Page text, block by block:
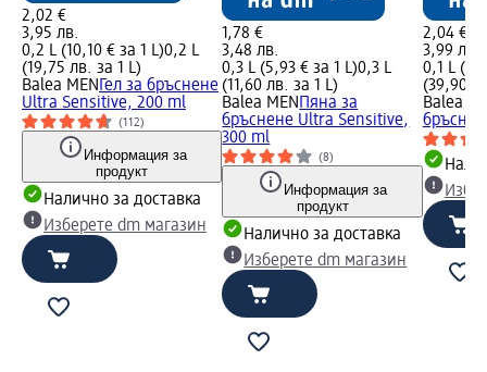
2,02 €
3,95 лв.
0,2 L (10,10 € за 1 L)0,2 L
(19,75 лв. за 1 L)
Balea MEN Гел за бръснене
Ultra Sensitive, 200 ml
(112)
Информация за
продукт
Налично за доставка
Изберете dm магазин
1,78 €
3,48 лв.
0,3 L (5,93 € за 1 L)0,3 L
(11,60 лв. за 1 L)
Balea MEN
Пяна за
бръснене Ultra Sensitive,
300 ml
(8)
Информация за
продукт
Налично за доставка
Изберете dm магазин
2,04 €
3,99 лв.
0,1 L
(39,90
Balea